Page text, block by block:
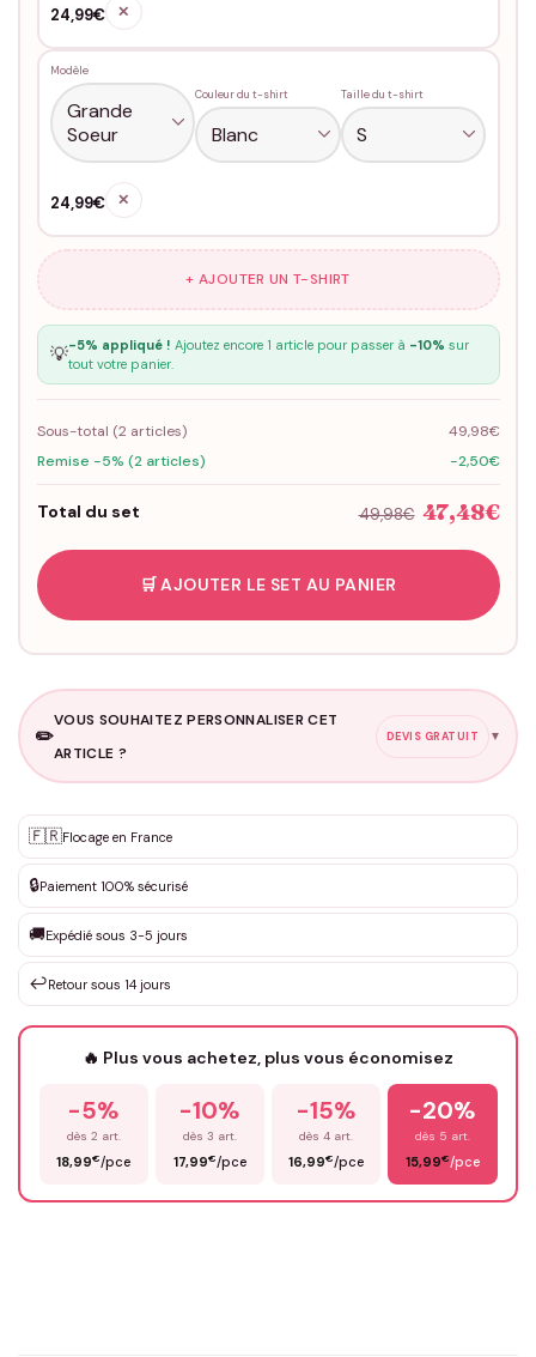
24,99€ ✕
Modèle
Couleur du t-shirt
Taille du t-shirt
24,99€ ✕
+ AJOUTER UN T-SHIRT
💡-5% appliqué ! Ajoutez encore 1 article pour passer à -10% sur
tout votre panier.
Sous-total (2articles)
49,98€
Remise -5% (2 articles)
-2,50€
Total du set 49,98€ 47,48€
🛒 AJOUTER LE SET AU PANIER
✏️
VOUS SOUHAITEZ PERSONNALISER CET
ARTICLE ?
DEVIS GRATUIT ▼
✨ Personnalisation sur mesure
DEVIS GRATUIT · Personnalisation de 3 à 10€ selon la demande
Que souhaitez-vous ?*
Votre texte / idée*
Prénom*
🇫🇷Flocage en France
🔒Paiement 100% sécurisé
🚚Expédié sous 3-5 jours
↩️Retour sous 14 jours
🔥 Plus vous achetez, plus vous économisez
-5%
dès 2 art.
18,99€/pce
-10%
dès 3 art.
17,99€/pce
-15%
dès 4 art.
16,99€/pce
-20%
dès 5 art.
15,99€/pce